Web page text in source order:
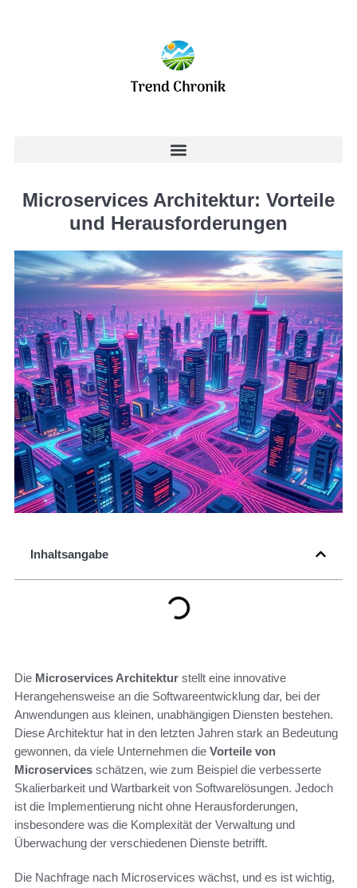
Microservices Architektur: Vorteile
und Herausforderungen
Inhaltsangabe
Die Microservices Architektur stellt eine innovative
Herangehensweise an die Softwareentwicklung dar, bei der
Anwendungen aus kleinen, unabhängigen Diensten bestehen.
Diese Architektur hat in den letzten Jahren stark an Bedeutung
gewonnen, da viele Unternehmen die Vorteile von
Microservices schätzen, wie zum Beispiel die verbesserte
Skalierbarkeit und Wartbarkeit von Softwarelösungen. Jedoch
ist die Implementierung nicht ohne Herausforderungen,
insbesondere was die Komplexität der Verwaltung und
Überwachung der verschiedenen Dienste betrifft.
Die Nachfrage nach Microservices wächst, und es ist wichtig,